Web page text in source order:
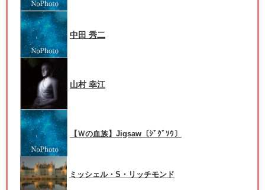
中田 秀二
山村 幸江
【Ｗの血族】Jigsaw〔ｼﾞｸﾞｿｳ〕
ミッシェル・S・リッチモンド